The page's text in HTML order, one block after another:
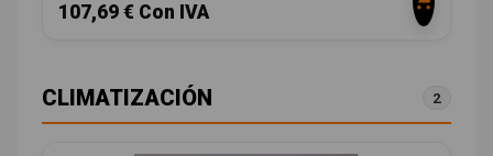
107,69 € Con IVA
CLIMATIZACIÓN 2